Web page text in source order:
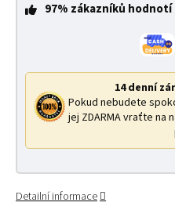
97% zákazníků hodnotí
14 denní
Pokud nebudete
jej ZDARMA vraťte na
Detailní informace